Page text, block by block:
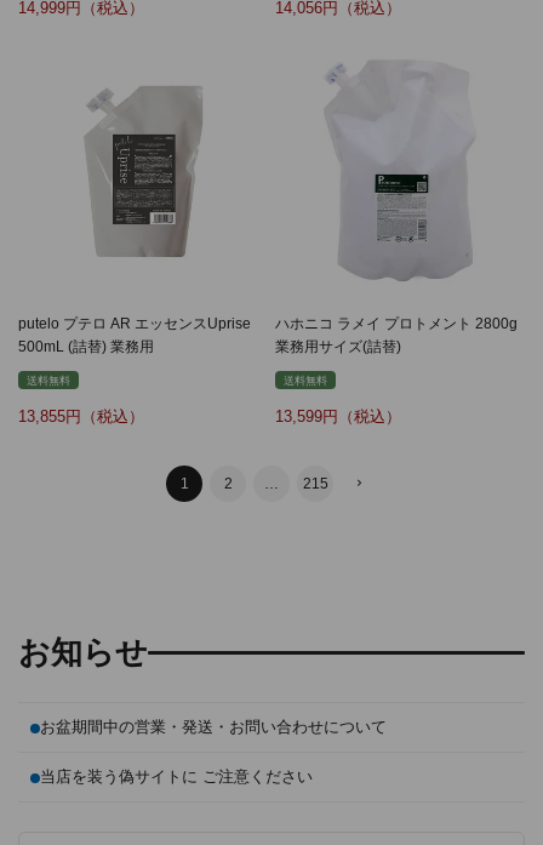
14,999 14,056
putelo プテロ AR エッセンスUprise
500mL (詰替) 業務用
送料無料
13,855
ハホニコ ラメイ プロトメント 2800g
業務用サイズ(詰替)
送料無料
13,599
1 2 … 215
お知らせ
お盆期間中の営業・発送・お問い合わせについて
当店を装う偽サイトに ご注意ください